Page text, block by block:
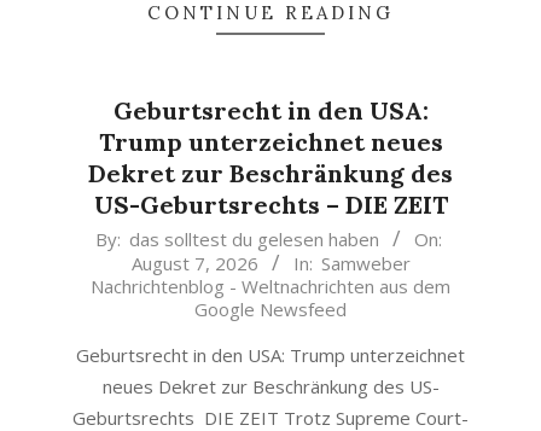
CONTINUE READING
Geburtsrecht in den USA:
Trump unterzeichnet neues
Dekret zur Beschränkung des
US-Geburtsrechts – DIE ZEIT
2026-
07
By: das solltest du gelesen haben
On:
August 7, 2026
In: Samweber
Nachrichtenblog - Weltnachrichten aus dem
Google Newsfeed
Geburtsrecht in den USA: Trump unterzeichnet
neues Dekret zur Beschränkung des US-
Geburtsrechts DIE ZEIT Trotz Supreme Court-